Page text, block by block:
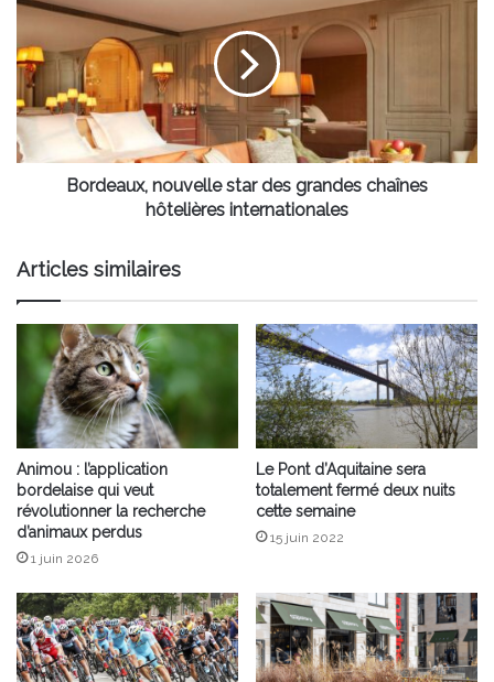
des
grandes
chaînes
hôtelières
internationales
Bordeaux, nouvelle star des grandes chaînes
hôtelières internationales
Articles similaires
Animou : l’application
bordelaise qui veut
révolutionner la recherche
d’animaux perdus
1 juin 2026
Le Pont d’Aquitaine sera
totalement fermé deux nuits
cette semaine
15 juin 2022